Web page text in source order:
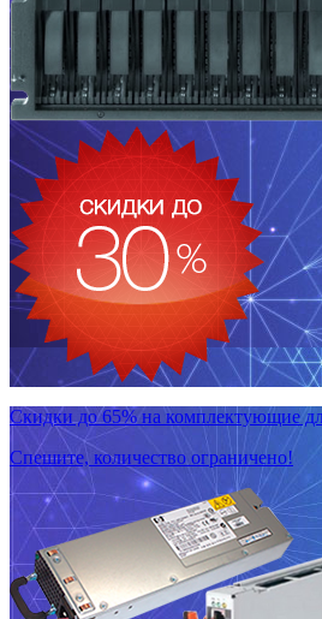
Скидки до 65% на комплектующие
Спешите, количество ограничено!